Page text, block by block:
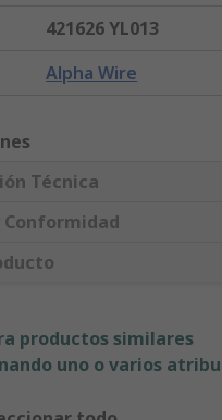
421626 YL013
Alpha Wire
Técnica
Conformidad
productos similares
uno o varios